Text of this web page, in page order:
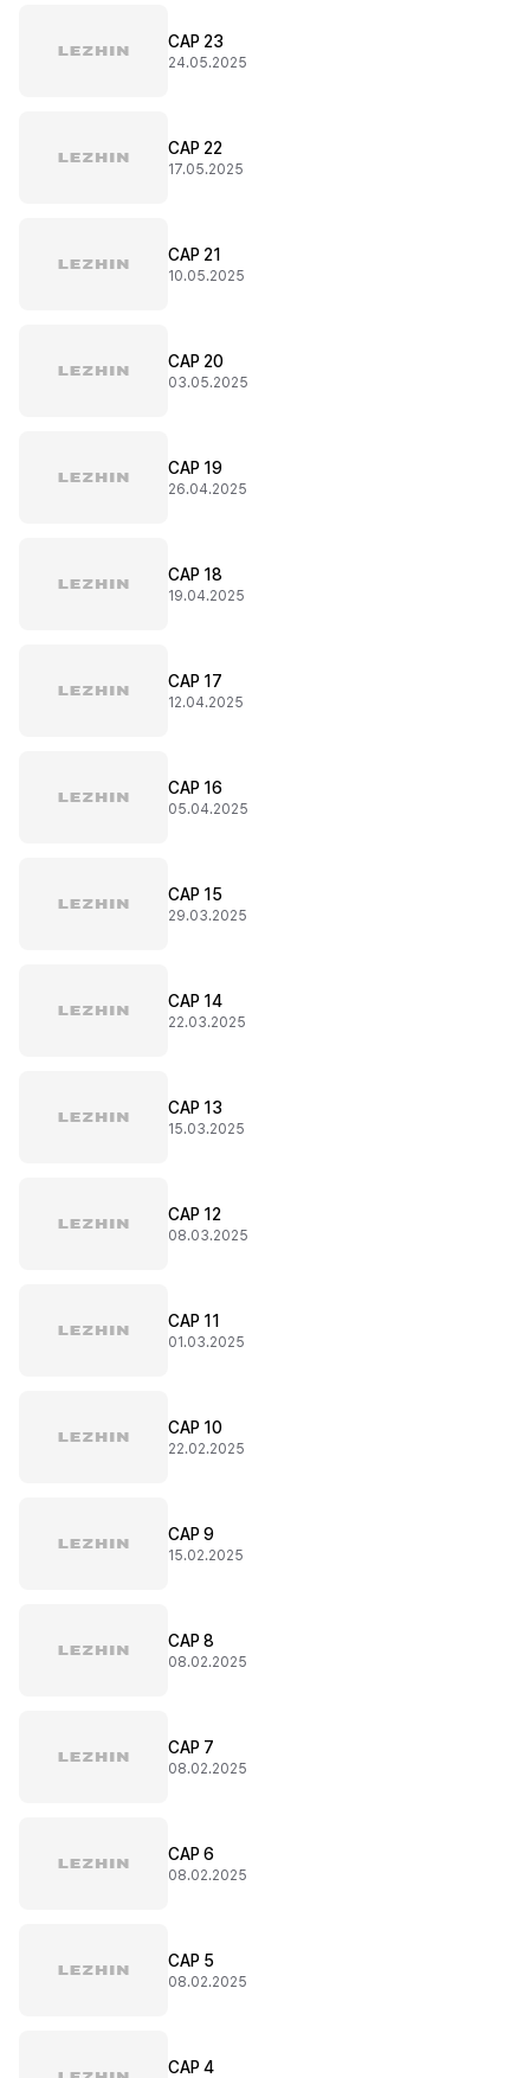
CAP 23
24.05.2025
CAP 22
17.05.2025
CAP 21
10.05.2025
CAP 20
03.05.2025
CAP 19
26.04.2025
CAP 18
19.04.2025
CAP 17
12.04.2025
CAP 16
05.04.2025
CAP 15
29.03.2025
CAP 14
22.03.2025
CAP 13
15.03.2025
CAP 12
08.03.2025
CAP 11
01.03.2025
CAP 10
22.02.2025
CAP 9
15.02.2025
CAP 8
08.02.2025
CAP 7
08.02.2025
CAP 6
08.02.2025
CAP 5
08.02.2025
CAP 4